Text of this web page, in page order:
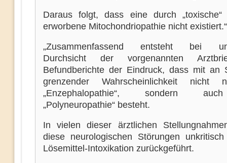
Daraus folgt, dass eine durch „toxische“
erworbene Mitochondriopathie nicht existiert.“
„Zusammenfassend entsteht bei
Durchsicht der vorgenannten
Befundberichte der Eindruck, dass mit an
grenzender Wahrscheinlichkeit nicht
„Enzephalopathie“, sondern
„Polyneuropathie“ besteht.
In vielen dieser ärztlichen
diese neurologischen Störungen
Lösemittel-Intoxikation zurückgeführt.